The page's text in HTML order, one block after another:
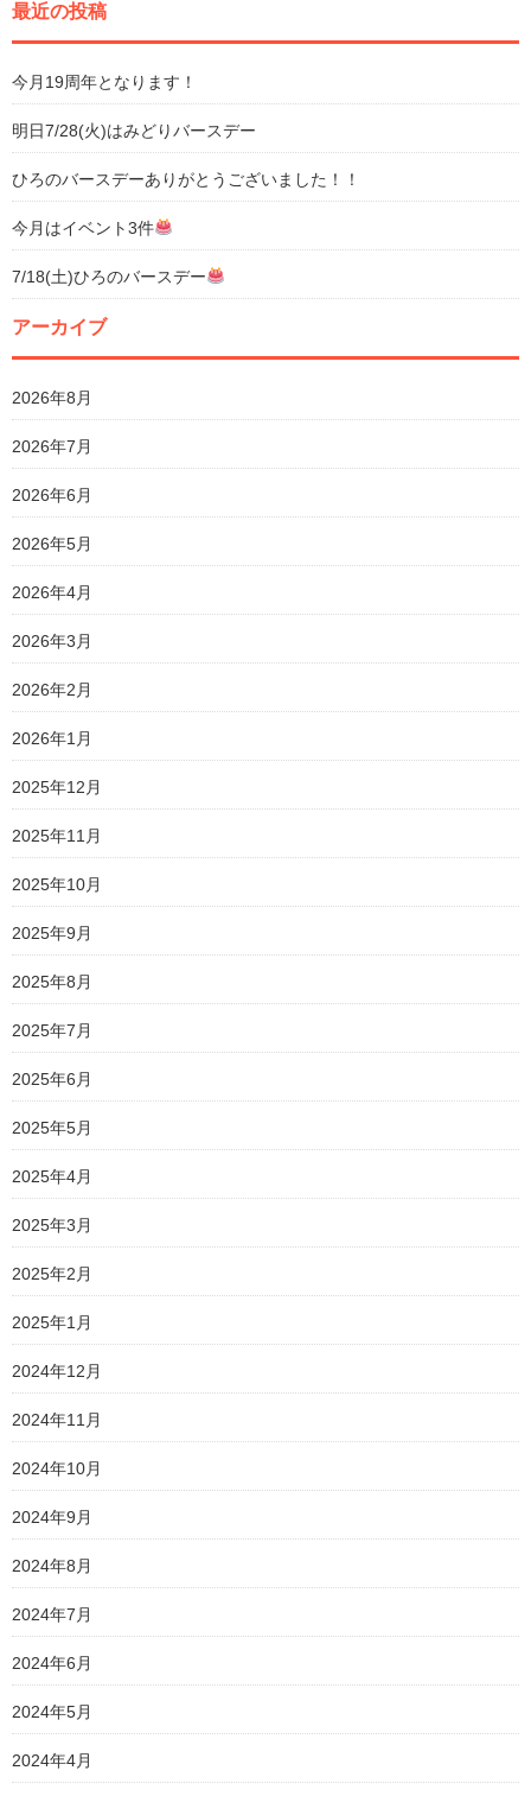
最近の投稿
今月19周年となります！
明日7/28(火)はみどりバースデー
ひろのバースデーありがとうございました！！
今月はイベント3件
7/18(土)ひろのバースデー
アーカイブ
2026年8月
2026年7月
2026年6月
2026年5月
2026年4月
2026年3月
2026年2月
2026年1月
2025年12月
2025年11月
2025年10月
2025年9月
2025年8月
2025年7月
2025年6月
2025年5月
2025年4月
2025年3月
2025年2月
2025年1月
2024年12月
2024年11月
2024年10月
2024年9月
2024年8月
2024年7月
2024年6月
2024年5月
2024年4月